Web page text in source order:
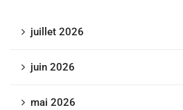
juillet 2026
juin 2026
mai 2026